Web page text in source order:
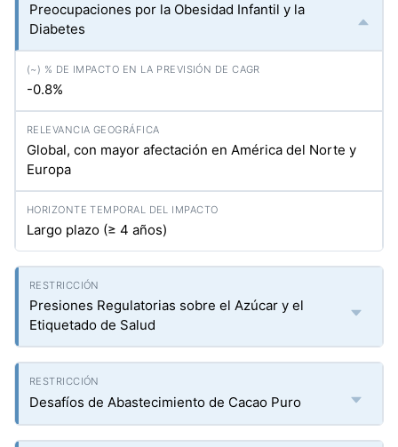
Preocupaciones por la Obesidad Infantil y la
Diabetes
-0.8%
Global, con mayor afectación en América del Norte y
Europa
Largo plazo (≥ 4 años)
Presiones Regulatorias sobre el Azúcar y el
Etiquetado de Salud
Desafíos de Abastecimiento de Cacao Puro